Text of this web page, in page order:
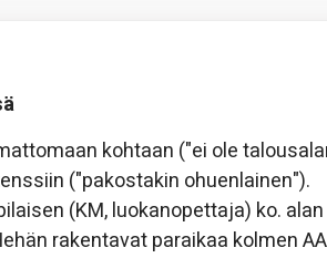
kohtaan ("ei ole
("pakostakin ohuenlainen").
(KM, luokanopettaja) ko.
rakentavat paraikaa kolmen